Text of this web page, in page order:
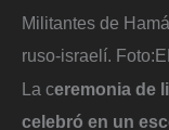
Militantes de
ruso-israelí. Foto:
La ceremonia de
celebró en un